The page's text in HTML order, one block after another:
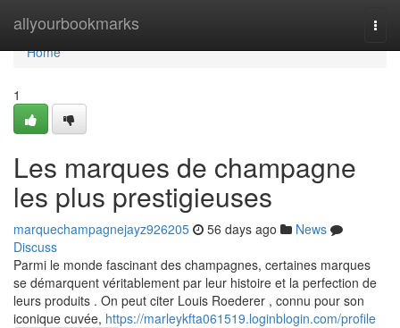
allyourbookmarks
Home
Home
1
Les marques de champagne
les plus prestigieuses
marquechampagnejayz926205 56 days ago
News
Discuss
Parmi le monde fascinant des champagnes, certaines marques
se démarquent véritablement par leur histoire et la perfection de
leurs produits . On peut citer Louis Roederer , connu pour son
iconique cuvée, https://marleykfta061519.loginblogin.com/profile